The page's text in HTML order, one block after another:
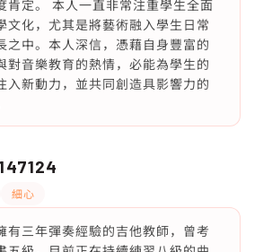
肯定。 本人一直非常注重學生全面
文化，尤其是將藝術融入學生日常
之中。本人深信，憑藉自身豐富的
對音樂教育的熱情，必能為學生的
入新動力，並共同創造具影響力的
細心
有三年彈奏經驗的吉他教師，曾考